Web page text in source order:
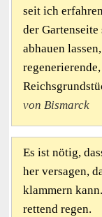
seit ich
der
abhauen
von Bismarck
Es ist nötig,
her versagen,
klammern
rettend regen.